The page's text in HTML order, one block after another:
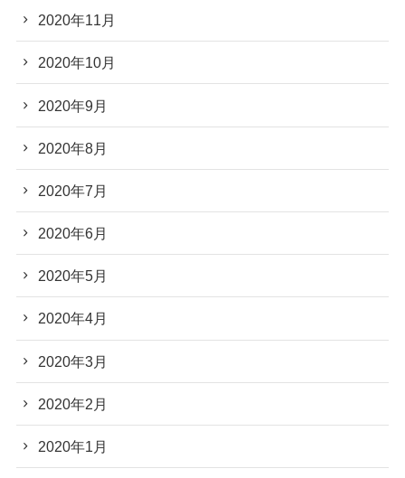
2020年11月
2020年10月
2020年9月
2020年8月
2020年7月
2020年6月
2020年5月
2020年4月
2020年3月
2020年2月
2020年1月